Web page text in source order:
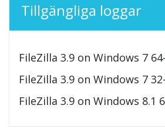
Tillgängliga loggar
FileZilla 3.9 on Windows 7
FileZilla 3.9 on Windows 7
FileZilla 3.9 on Windows 8.1